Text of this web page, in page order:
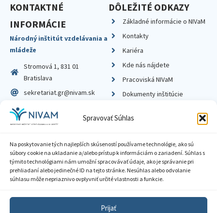
Spravovať Súhlas
Na poskytovanie tých najlepších skúseností používame technológie, ako sú
súbory cookie na ukladanie a/alebo prístup k informáciám o zariadení. Súhlas s
týmito technológiami nám umožní spracovávať údaje, ako je správanie pri
prehliadaní alebo jedinečné ID na tejto stránke. Nesúhlas alebo odvolanie
súhlasu môže nepriaznivo ovplyvniť určité vlastnosti a funkcie.
Prijať
KONTAKTNÉ
INFORMÁCIE
Národný inštitút vzdelávania a
mládeže
Stromová 1, 831 01
Bratislava
sekretariat.gr@nivam.sk
IČO: 00164348
DIČ: 2020798714
DÔLEŽITÉ ODKAZY
Základné informácie o NIVaM
Kontakty
Kariéra
Kde nás nájdete
Pracoviská NIVaM
Dokumenty inštitúcie
Zásady ochrany súkromia